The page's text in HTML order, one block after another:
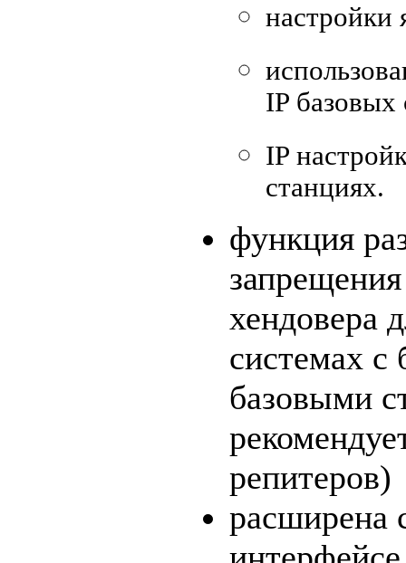
настройки
IP базовых
IP
станциях.
функция
хендовера
системах с
базовыми
репитеров)
расширена